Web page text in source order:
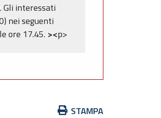
Gli interessati
nei seguenti
ore 17.45. ><p>
Azioni STAMPA